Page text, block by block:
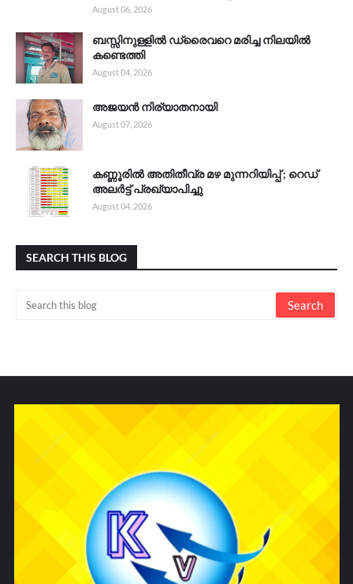
August 06, 2026
ബസ്സിനുള്ളിൽ ഡ്രൈവറെ മരിച്ച നിലയിൽ
കണ്ടെത്തി
August 04, 2026
അജയൻ നിര്യാതനായി
August 07, 2026
കണ്ണൂരിൽ അതിതീവ്ര മഴ മുന്നറിയിപ്പ് ; റെഡ്
അലർട്ട് പ്രഖ്യാപിച്ചു
August 04, 2026
SEARCH THIS BLOG